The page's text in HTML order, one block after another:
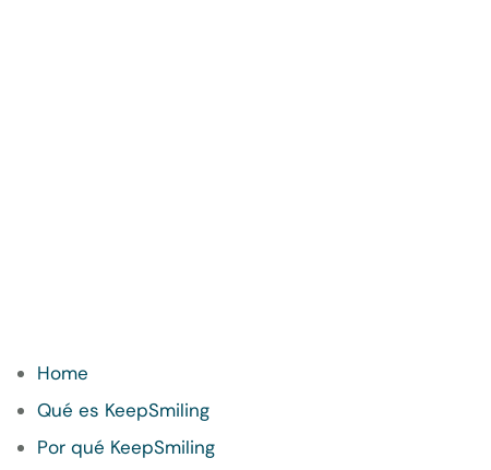
Home
Qué es KeepSmiling
Por qué KeepSmiling